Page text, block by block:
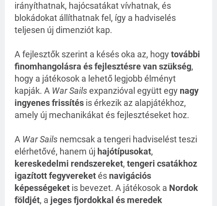
irányíthatnak, hajócsatákat vívhatnak, és
blokádokat állíthatnak fel, így a hadviselés
teljesen új dimenziót kap.
A fejlesztők szerint a késés oka az, hogytovábbi
finomhangolásra és fejlesztésre van szükség,
hogy a játékosok a lehető legjobb élményt
kapják. A War Sailsexpanzióval együtt egy nagy
ingyenes frissítés is érkezik az alapjátékhoz,
amely új mechanikákat és fejlesztéseket hoz.
A War Sails nemcsak a tengeri hadviselést teszi
elérhetővé, hanem új hajótípusokat,
kereskedelmi rendszereket, tengeri csatákhoz
igazított fegyvereketés navigációs
képességeket is bevezet. A játékosok a Nordok
földjét, a jeges fjordokkal és meredek